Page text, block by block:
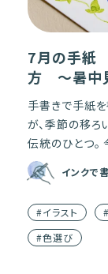
7月の手紙
方 〜暑中
手書きで手紙
が、季節の移
伝統のひとつ
と、文章に添え
描き […]
インクで
#イラスト
#色選び